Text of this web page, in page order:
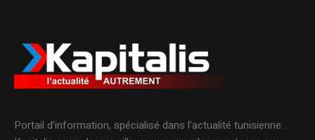
Portail d’information, spécialisé dans l’actualité tunisienne.